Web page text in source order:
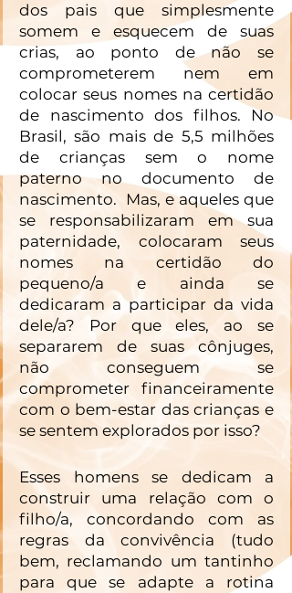
dos pais que simplesmente
somem e esquecem de suas
crias, ao ponto de não se
comprometerem nem em
colocar seus nomes na certidão
de nascimento dos filhos. No
Brasil, são mais de 5,5 milhões
de crianças sem o nome
paterno no documento de
nascimento.  Mas, e aqueles que
se responsabilizaram em sua
paternidade, colocaram seus
nomes na certidão do
pequeno/a e ainda se
dedicaram a participar da vida
dele/a? Por que eles, ao se
separarem de suas cônjuges,
não conseguem se
comprometer financeiramente
com o bem-estar das crianças e
se sentem explorados por isso?
Esses homens se dedicam a
construir uma relação com o
filho/a, concordando com as
regras da convivência (tudo
bem, reclamando um tantinho
para que se adapte a rotina